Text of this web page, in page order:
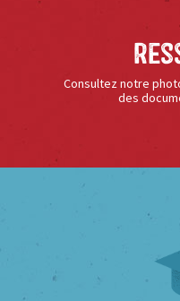
Consultez notre
des